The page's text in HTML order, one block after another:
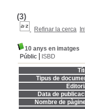
(3)
Refinar la cerca
10 anys en imatges
Públic
ISBD
Tipus de
Data de
Nombre de